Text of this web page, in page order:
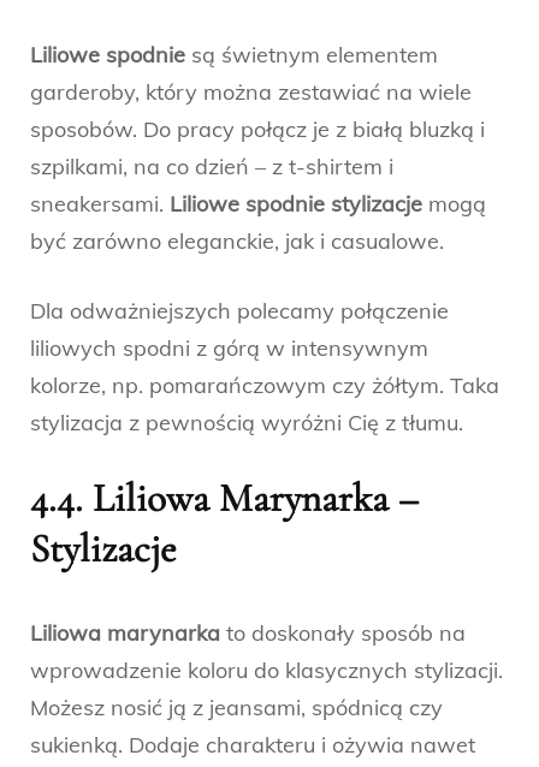
Liliowe spodnie są świetnym elementem
garderoby, który można zestawiać na wiele
sposobów. Do pracy połącz je z białą bluzką i
szpilkami, na co dzień – z t-shirtem i
sneakersami. Liliowe spodnie stylizacje mogą
być zarówno eleganckie, jak i casualowe.
Dla odważniejszych polecamy połączenie
liliowych spodni z górą w intensywnym
kolorze, np. pomarańczowym czy żółtym. Taka
stylizacja z pewnością wyróżni Cię z tłumu.
4.4. Liliowa Marynarka –
Stylizacje
Liliowa marynarka to doskonały sposób na
wprowadzenie koloru do klasycznych stylizacji.
Możesz nosić ją z jeansami, spódnicą czy
sukienką. Dodaje charakteru i ożywia nawet